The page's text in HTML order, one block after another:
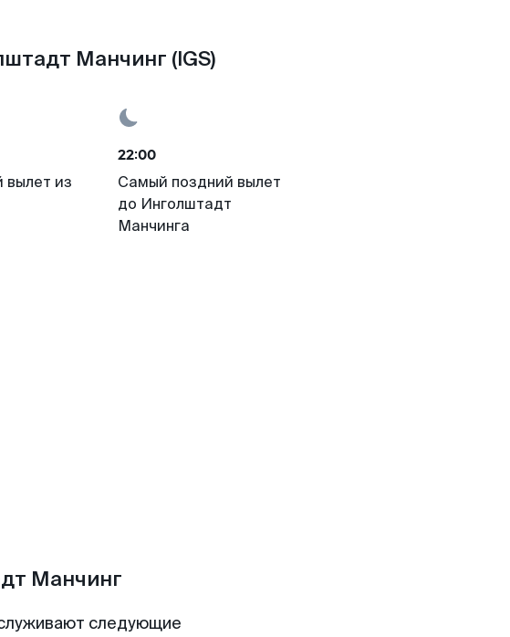
Манчинг (IGS)
из
22:00
Самый поздний вылет
до Инголштадт
Манчинга
Манчинг
следующие